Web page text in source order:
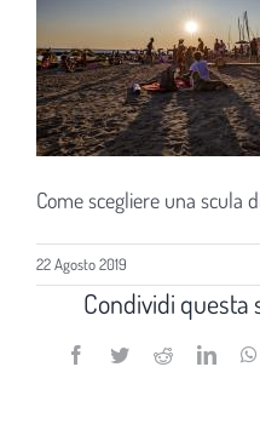
Come scegliere una scula
22 Agosto 2019
Condividi questa
Facebook
TwitterReddit